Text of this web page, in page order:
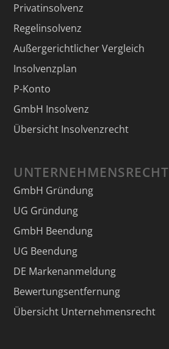
Privatinsolvenz
Regelinsolvenz
Außergerichtlicher Vergleich
Insolvenzplan
P-Konto
GmbH Insolvenz
Übersicht Insolvenzrecht
UNTERNEHMENSRECHT
GmbH Gründung
UG Gründung
GmbH Beendung
UG Beendung
DE Markenanmeldung
Bewertungsentfernung
Übersicht Unternehmensrecht